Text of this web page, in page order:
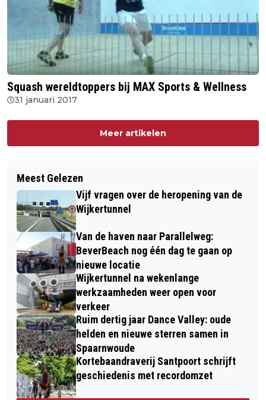
Squash wereldtoppers bij MAX Sports & Wellness
31 januari 2017
Meer artikelen
Meest Gelezen
Vijf vragen over de heropening van de
Wijkertunnel
Van de haven naar Parallelweg:
BeverBeach nog één dag te gaan op
nieuwe locatie
Wijkertunnel na wekenlange
werkzaamheden weer open voor
verkeer
Ruim dertig jaar Dance Valley: oude
helden en nieuwe sterren samen in
Spaarnwoude
Kortebaandraverij Santpoort schrijft
geschiedenis met recordomzet